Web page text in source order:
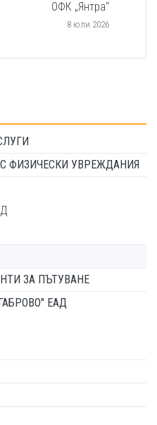
ОФК „Янтра“
8 юли 2026
ФИЗИЧЕСКИ УВРЕЖДАНИЯ
ЗА ПЪТУВАНЕ
ЕАД